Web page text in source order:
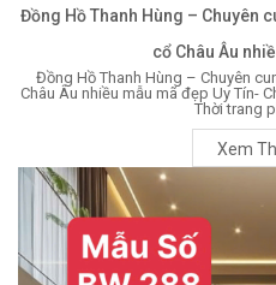
Đồng Hồ Thanh Hùng – Chuyên
cổ Châu Âu
Đồng Hồ Thanh Hùng – Chuyên
Châu Âu nhiều mẫu mã đẹp Uy Tín-
Thời trang
Xem